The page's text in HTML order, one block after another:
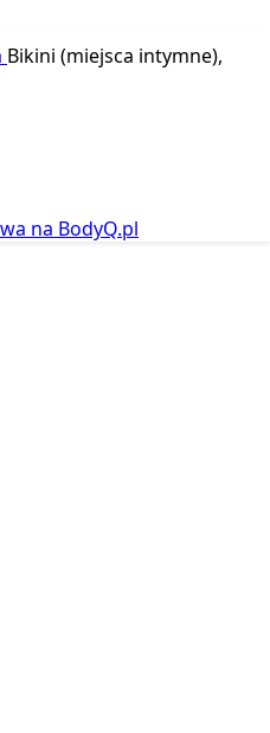
Bikini (miejsca intymne),
na BodyQ.pl